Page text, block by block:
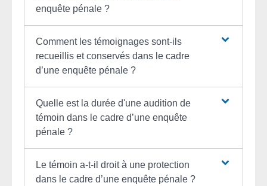
enquête pénale ?
Comment les témoignages sont-ils
recueillis et conservés dans le cadre
d’une enquête pénale ?
Quelle est la durée d'une audition de
témoin dans le cadre d’une enquête
pénale ?
Le témoin a-t-il droit à une protection
dans le cadre d’une enquête pénale ?